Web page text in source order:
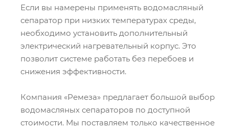
Если вы намерены применять водомасляный
сепаратор при низких температурах среды,
необходимо установить дополнительный
электрический нагревательный корпус. Это
позволит системе работать без перебоев и
снижения эффективности.
Компания «Ремеза» предлагает большой выбор
водомасляных сепараторов по доступной
стоимости. Мы поставляем только качественное